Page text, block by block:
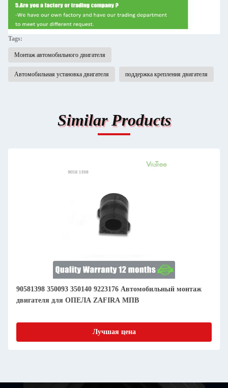
Tags:
Монтаж автомобильного двигателя
Автомобильная установка двигателя поддержка крепления двигателя
Similar Products
90581398 350093 350140 9223176 Автомобильный монтаж
двигателя для ОПЕЛА ZAFIRA МПВ
Лучшая цена